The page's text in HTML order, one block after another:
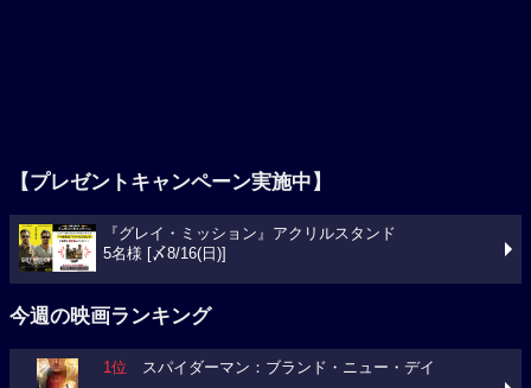
【プレゼントキャンペーン実施中】
『グレイ・ミッション』アクリルスタンド
5名様 [〆8/16(日)]
今週の映画ランキング
1位 スパイダーマン：ブランド・ニュー・デイ